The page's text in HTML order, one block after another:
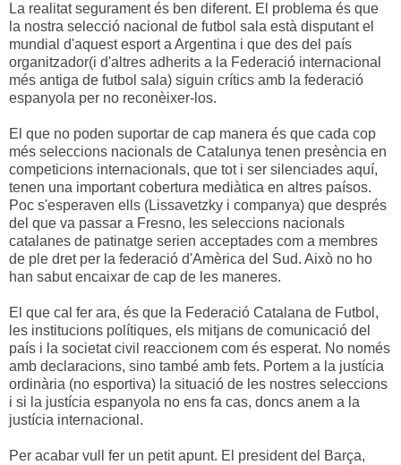
La realitat segurament és ben diferent. El problema és que
la nostra selecció nacional de futbol sala està disputant el
mundial d'aquest esport a Argentina i que des del país
organitzador(i d'altres adherits a la Federació internacional
més antiga de futbol sala) siguin crítics amb la federació
espanyola per no reconèixer-los.
El que no poden suportar de cap manera és que cada cop
més seleccions nacionals de Catalunya tenen presència en
competicions internacionals, que tot i ser silenciades aquí,
tenen una important cobertura mediàtica en altres paísos.
Poc s'esperaven ells (Lissavetzky i companya) que després
del que va passar a Fresno, les seleccions nacionals
catalanes de patinatge serien acceptades com a membres
de ple dret per la federació d'Amèrica del Sud. Això no ho
han sabut encaixar de cap de les maneres.
El que cal fer ara, és que la Federació Catalana de Futbol,
les institucions polítiques, els mitjans de comunicació del
país i la societat civil reaccionem com és esperat. No només
amb declaracions, sino també amb fets. Portem a la justícia
ordinària (no esportiva) la situació de les nostres seleccions
i si la justícia espanyola no ens fa cas, doncs anem a la
justícia internacional.
Per acabar vull fer un petit apunt. El president del Barça,